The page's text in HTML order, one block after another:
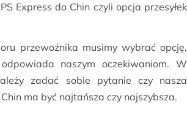
Express do Chin czyli opcja przesyłek
przewoźnika musimy wybrać opcję,
naszym oczekiwaniom. W
zadać sobie pytanie czy nasza
ma być najtańsza czy najszybsza.